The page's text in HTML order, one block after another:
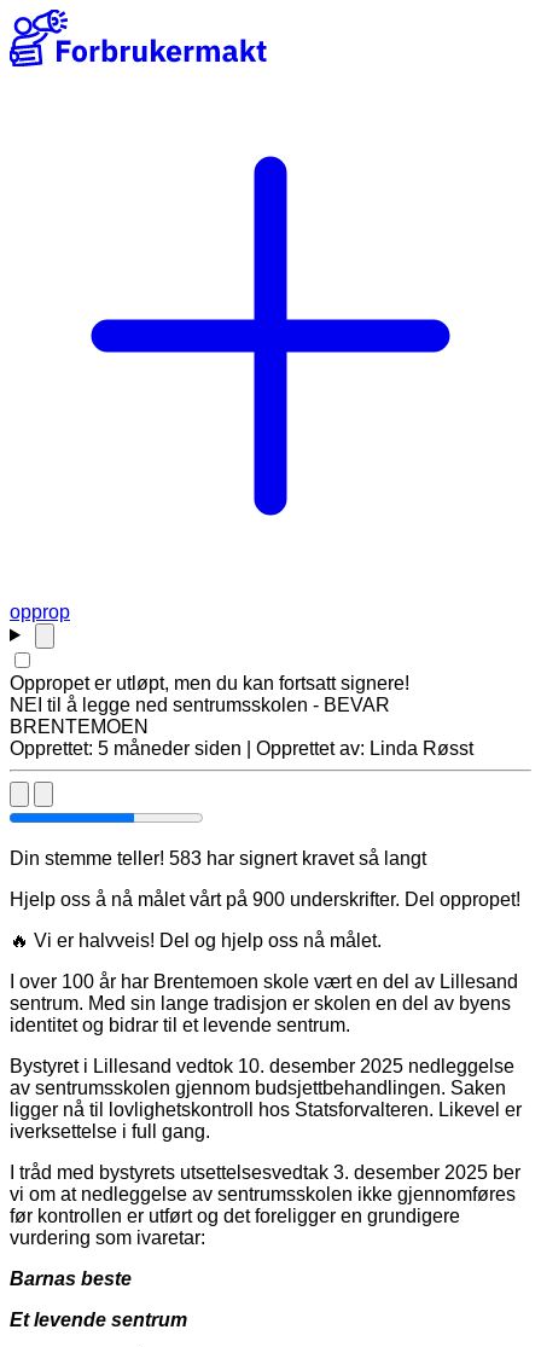
opprop
Oppropet er utløpt, men du kan fortsatt signere!
NEI til å legge ned sentrumsskolen - BEVAR
BRENTEMOEN
Opprettet: 5 måneder siden | Opprettet av: Linda Røsst
Din stemme teller! 583 har signert kravet så langt
Hjelp oss å nå målet vårt på 900 underskrifter. Del oppropet!
🔥 Vi er halvveis! Del og hjelp oss nå målet.
I over 100 år har Brentemoen skole vært en del av Lillesand
sentrum. Med sin lange tradisjon er skolen en del av byens
identitet og bidrar til et levende sentrum.
Bystyret i Lillesand vedtok 10. desember 2025 nedleggelse
av sentrumsskolen gjennom budsjettbehandlingen. Saken
ligger nå til lovlighetskontroll hos Statsforvalteren. Likevel er
iverksettelse i full gang.
I tråd med bystyrets utsettelsesvedtak 3. desember 2025 ber
vi om at nedleggelse av sentrumsskolen ikke gjennomføres
før kontrollen er utført og det foreligger en grundigere
vurdering som ivaretar:
Barnas beste
Et levende sentrum